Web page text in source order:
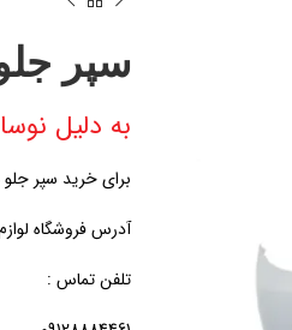
سپر جلو
به دلیل
برای خرید سپر جلو مزدا 323 با ما در
آدرس فروشگاه لوازم
تلفن تماس :